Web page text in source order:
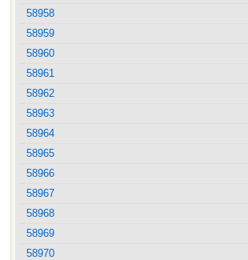
58958
58959
58960
58961
58962
58963
58964
58965
58966
58967
58968
58969
58970